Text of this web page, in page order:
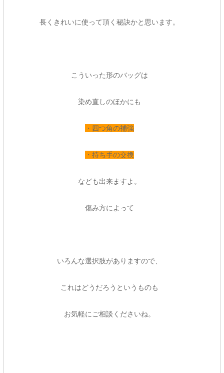
長くきれいに使って頂く秘訣かと思います。
こういった形のバッグは
染め直しのほかにも
・四つ角の補強
・持ち手の交換
なども出来ますよ。
傷み方によって
いろんな選択肢がありますので、
これはどうだろうというものも
お気軽にご相談くださいね。